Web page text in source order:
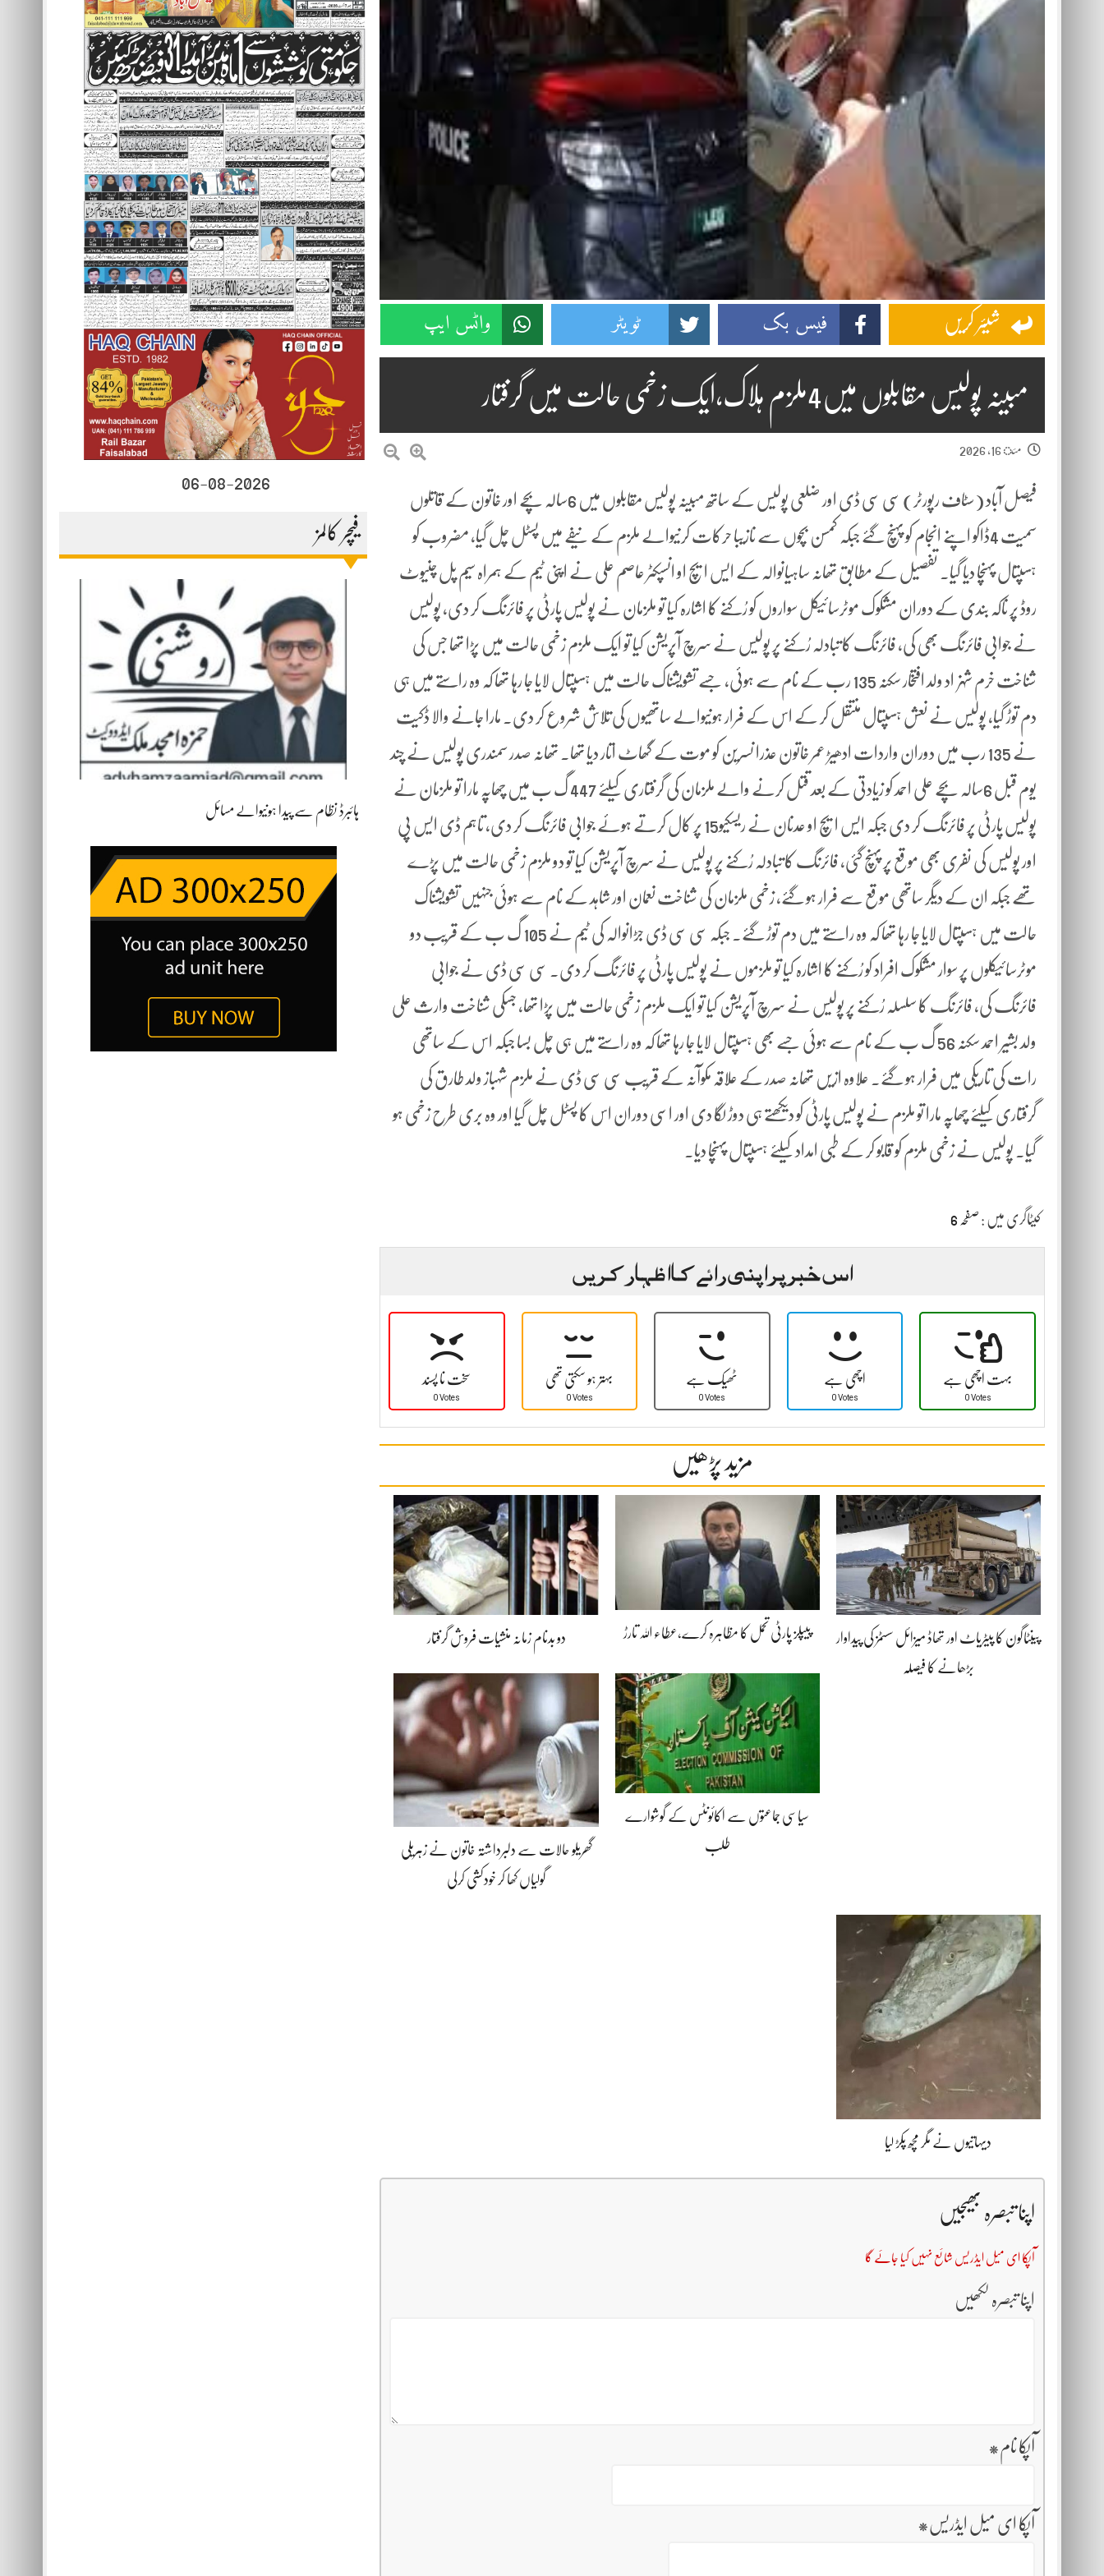
06-08-2026
فیچر کالمز
ہائبرڈ نظام سے پیدا ہونیوالے مسائل
شیئر کریں فیس بک ٹویٹر واٹس ایپ
مبینہ پولیس مقابلوں میں4ملزم ہلاک،ایک زخمی حالت میں گرفتار
مئ 16, 2026
فیصل آباد (سٹاف رپورٹر) سی سی ڈی اور ضلعی پولیس کے ساتھ مبینہ پولیس مقابلوں میں 6سالہ بچے اور خاتون کے قاتلوں
سمیت 4ڈاکو اپنے انجام کو پہنچ گئے جبکہ کمسن بچوں سے نازیبا حرکات کرنیوالے ملزم کے نیفے میں پسٹل چل گیا، مضروب کو
ہسپتال پہنچا دیا گیا۔ تفصیل کے مطابق تھانہ ساہیانوالہ کے ایس ایچ او انسپکٹر عاصم علی نے اپنی ٹیم کے ہمراہ سیم پل چنیوٹ
روڈ پر ناکہ بندی کے دوران مشکوک موٹرسائیکل سواروں کو رُکنے کا اشارہ کیا تو ملزمان نے پولیس پارٹی پر فائرنگ کر دی، پولیس
نے جوابی فائرنگ بھی کی، فائرنگ کا تبادلہ رُکنے پر پولیس نے سرچ آپریشن کیا تو ایک ملزم زخمی حالت میں پڑا تھا جس کی
شناخت خرم شہزاد ولد افتخار سکنہ 135 رب کے نام سے ہوئی، جسے تشویشناک حالت میں ہسپتال لایا جا رہا تھا کہ وہ راستے میں ہی
دم توڑ گیا، پولیس نے نعش ہسپتال منتقل کر کے اس کے فرار ہونیوالے ساتھیوں کی تلاش شروع کر دی۔ مارا جانے والا ڈکیت
نے 135 رب میں دوران واردات ادھیڑ عمر خاتون عذرا نسرین کو موت کے گھاٹ اتار دیا تھا۔ تھانہ صدر سمندری پولیس نے چند
یوم قبل 6سالہ بچے علی احمد کو زیادتی کے بعد قتل کرنے والے ملزمان کی گرفتاری کیلئے 447 گ ب میں چھاپہ مارا تو ملزمان نے
پولیس پارٹی پر فائرنگ کر دی جبکہ ایس ایچ او عدنان نے ریسکیو15 پر کال کرتے ہوئے جوابی فائرنگ کر دی، تاہم ڈی ایس پی
اور پولیس کی نفری بھی موقع پر پہنچ گئی، فائرنگ کا تبادلہ رُکنے پر پولیس نے سرچ آپریشن کیا تو دو ملزم زخمی حالت میں پڑے
تھے جبکہ ان کے دیگر ساتھی موقع سے فرار ہو گئے، زخمی ملزمان کی شناخت نعمان اور شاہد کے نام سے ہوئی جنہیں تشویشناک
حالت میں ہسپتال لایا جا رہا تھا کہ وہ راستے میں دم توڑ گئے۔ جبکہ سی سی ڈی جڑانوالہ کی ٹیم نے 105 گ ب کے قریب دو
موٹرسائیکلوں پر سوار مشکوک افراد کو رُکنے کا اشارہ کیا تو ملزموں نے پولیس پارٹی پر فائرنگ کر دی۔ سی سی ڈی نے جوابی
فائرنگ کی، فائرنگ کا سلسلہ رُکنے پر پولیس نے سرچ آپریشن کیا تو ایک ملزم زخمی حالت میں پڑا تھا، جسکی شناخت وارث علی
ولد بشیر احمد سکنہ 56 گ ب کے نام سے ہوئی جسے بھی ہسپتال لایا جا رہا تھا کہ وہ راستے میں ہی چل بسا جبکہ اس کے ساتھی
رات کی تاریکی میں فرار ہو گئے۔ علاوہ ازیں تھانہ صدر کے علاقہ مکوآنہ کے قریب سی سی ڈی نے ملزم شہباز ولد طارق کی
گرفتاری کیلئے چھاپہ مارا تو ملزم نے پولیس پارٹی کو دیکھتے ہی دوڑ لگا دی اور اسی دوران اس کا پسٹل چل گیا اور وہ بری طرح زخمی ہو
گیا۔ پولیس نے زخمی ملزم کو قابو کر کے طبی امداد کیلئے ہسپتال پہنچا دیا۔
کیٹاگری میں : صفحہ 6
اس خبر پر اپنی رائے کا اظہار کریں
سخت نا پسند
0 Votes
بہتر ہو سکتی تھی
0 Votes
ٹھیک ہے
0 Votes
اچھی ہے
0 Votes
بہت اچھی ہے
0 Votes
مزید پڑھیں
پینٹاگون کا پیٹریاٹ اور تھاڈ میزائل سسٹمز کی پیداوار
بڑھانے کا فیصلہ
پیپلز پارٹی تحمل کا مظاہرہ کرے،عطاء اللہ تارڑ دو بدنام زمانہ منشیات فروش گرفتار
سیاسی جماعتوں سے اکائونٹس کے گوشوارے
طلب گھریلو حالات سے دلبرداشتہ خاتون نے زہریلی
گولیاں کھا کر خودکشی کرلی
دیہاتیوں نے مگر مچھ پکڑ لیا
اپنا تبصرہ بھیجیں
آپکا ای میل ایڈریس شائع نہیں کیا جائے گا
اپنا تبصرہ لکھیں
آپکا نام *
آپکا ای میل ایڈریس *